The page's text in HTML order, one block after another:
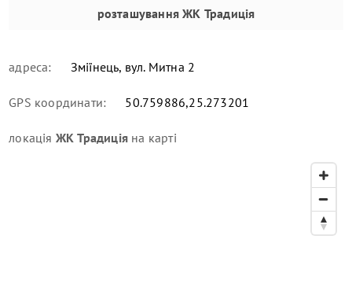
розташування ЖК Традиція
адреса: Зміїнець, вул. Митна 2
GPS координати: 50.759886,25.273201
локація ЖК Традиція на карті